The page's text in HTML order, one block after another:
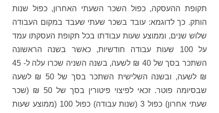
תקופת ההעסקה, כפול השכר השעתי האחרון, כפול שנות
הותק. כך לדוגמא: עובד בשכר שעתי שעבד במקום העבודה
שלוש שנים, וממוצע שעות עבודתו בכל תקופת העסקתו עמד
על 100 שעות עבודה חודשיות, כאשר בשנה הראשונה
השתכר בסך של 40 ₪ לשעה, בשנה השניה שכרו עלה ל- 45
₪ לשעה, ובשנה השלישית השתכר בסך של 50 ₪ לשעה
שבסיומה פוטר. זכאי לפיצוי פיטורין בסך של 50 ₪ (שכר
שעתי אחרון) כפול 3 (שנות עבודה) כפול 100 (ממוצע שעות